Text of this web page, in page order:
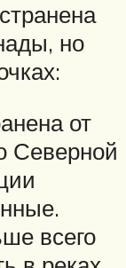
но
от
Северной
всего